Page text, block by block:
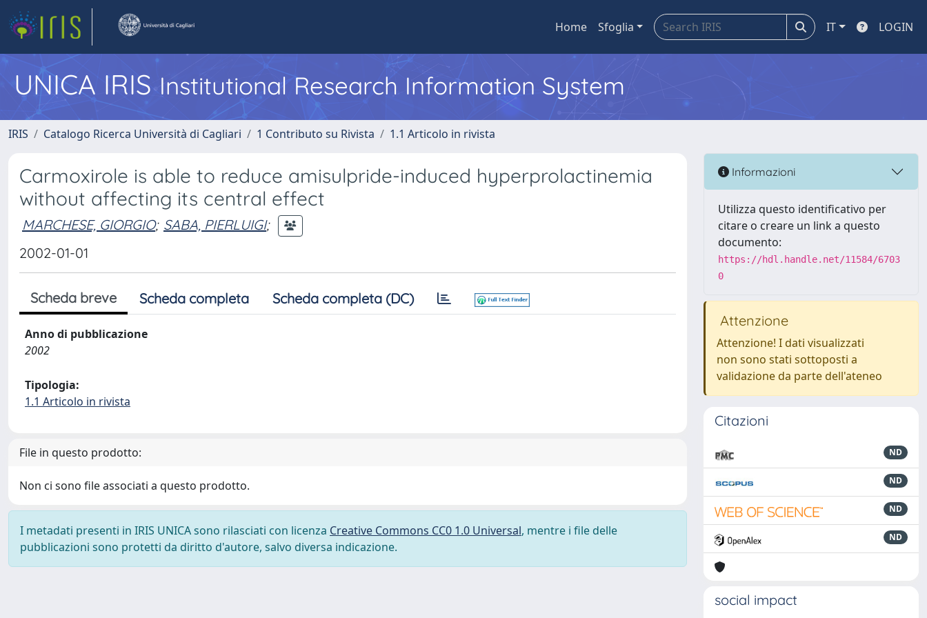
Home Sfoglia IT LOGIN
UNICA IRISInstitutional Research Information System
IRIS Catalogo Ricerca Università di Cagliari 1 Contributo su Rivista 1.1 Articolo in rivista
Carmoxirole is able to reduce amisulpride-induced hyperprolactinemia
without affecting its central effect
MARCHESE, GIORGIO; SABA, PIERLUIGI;
2002-01-01
Scheda breve Scheda completa Scheda completa (DC)
Anno di pubblicazione
2002
Tipologia:
1.1 Articolo in rivista
File in questo prodotto:
Non ci sono file associati a questo prodotto.
I metadati presenti in IRIS UNICA sono rilasciati con licenza Creative Commons CC0 1.0 Universal, mentre i file delle
pubblicazioni sono protetti da diritto d'autore, salvo diversa indicazione.
Informazioni
Utilizza questo identificativo per
citare o creare un link a questo
documento:
https://hdl.handle.net/11584/6703
0
Attenzione
Attenzione! I dati visualizzati
non sono stati sottoposti a
validazione da parte dell'ateneo
Citazioni
ND
ND
ND
ND
social impact